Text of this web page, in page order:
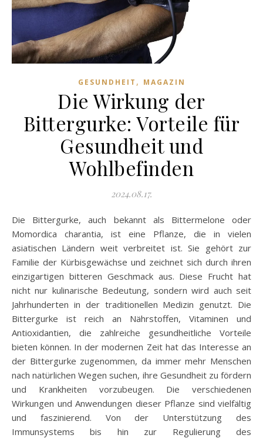
GESUNDHEIT , MAGAZIN
Die Wirkung der
Bittergurke: Vorteile für
Gesundheit und
Wohlbefinden
2024.08.17.
Die Bittergurke, auch bekannt als Bittermelone oder
Momordica charantia, ist eine Pflanze, die in vielen
asiatischen Ländern weit verbreitet ist. Sie gehört zur
Familie der Kürbisgewächse und zeichnet sich durch ihren
einzigartigen bitteren Geschmack aus. Diese Frucht hat
nicht nur kulinarische Bedeutung, sondern wird auch seit
Jahrhunderten in der traditionellen Medizin genutzt. Die
Bittergurke ist reich an Nährstoffen, Vitaminen und
Antioxidantien, die zahlreiche gesundheitliche Vorteile
bieten können. In der modernen Zeit hat das Interesse an
der Bittergurke zugenommen, da immer mehr Menschen
nach natürlichen Wegen suchen, ihre Gesundheit zu fördern
und Krankheiten vorzubeugen. Die verschiedenen
Wirkungen und Anwendungen dieser Pflanze sind vielfältig
und faszinierend. Von der Unterstützung des
Immunsystems bis hin zur Regulierung des